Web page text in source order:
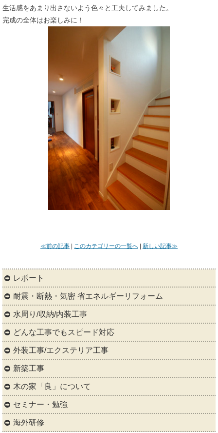
生活感をあまり出さないよう色々と工夫してみました。
完成の全体はお楽しみに！
≪前の記事 このカテゴリーの一覧へ 新しい記事≫
レポート
耐震・断熱・気密 省エネルギーリフォーム
水周り/収納/内装工事
どんな工事でもスピード対応
外装工事/エクステリア工事
新築工事
木の家「良」について
セミナー・勉強
海外研修